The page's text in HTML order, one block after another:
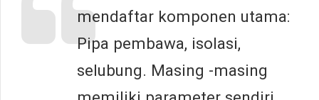
mendaftar komponen utama:
Pipa pembawa, isolasi,
selubung. Masing -masing